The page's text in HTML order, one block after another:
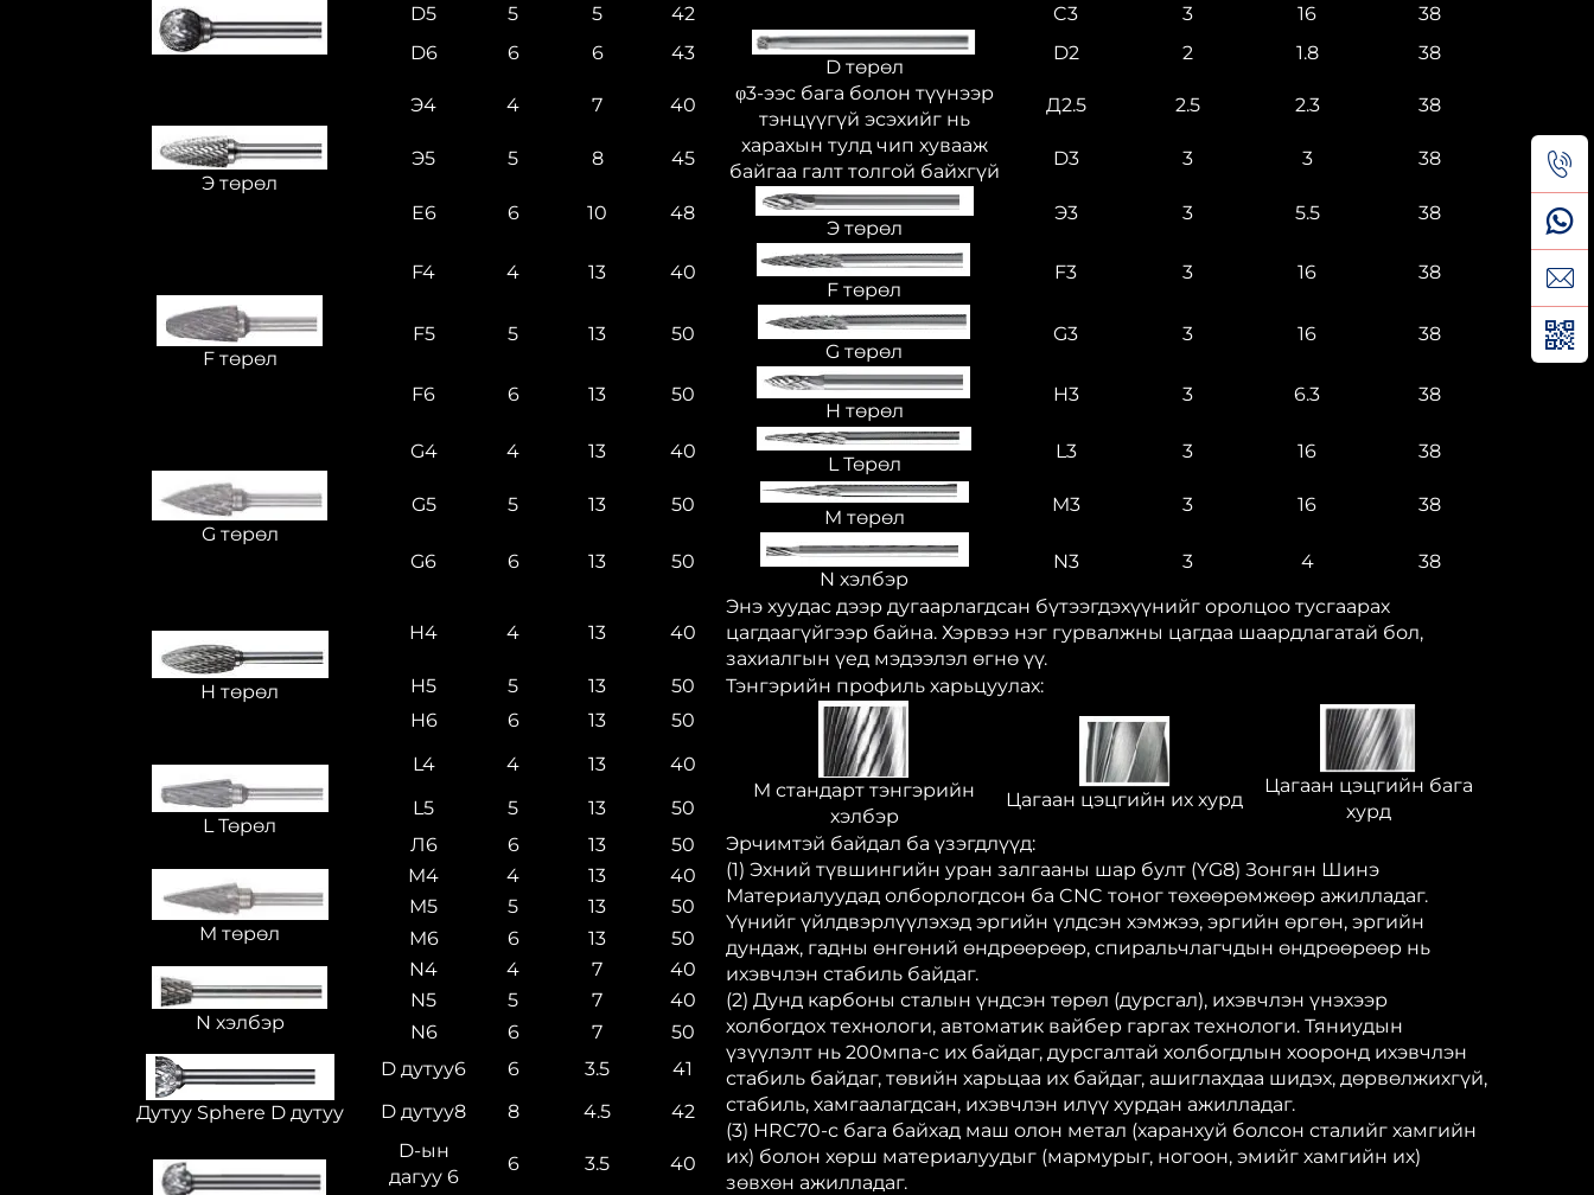
D5
5 5 42 C3 3 16
38
D6
6 6 43
D төрөл
φ3-ээс бага болон түүнээр
тэнцүүгүй эсэхийг нь
харахын тулд чип хувааж
байгаа галт толгой байхгүй
D2 2 1.8 38
Э төрөл
Э4 4 7 40 Д2.5 2.5 2.3 38
Э5 5 8 45 D3 3 3 38
E6 6 10 48
Э төрөл
Э3 3 5.5 38
F төрөл
F4 4 13 40
F төрөл
F3 3 16 38
F5 5 13 50
G төрөл
G3 3 16 38
F6 6 13 50
H төрөл
H3 3 6.3 38
G төрөл
G4 4 13 40
L Төрөл
L3 3 16 38
G5 5 13 50
M төрөл
M3 3 16 38
G6 6 13 50
N хэлбэр
N3 3 4 38
H төрөл
H4 4 13 40
Энэ хуудас дээр дугаарлагдсан бүтээгдэхүүнийг оролцоо тусгаарах
цагдаагүйгээр байна. Хэрвээ нэг гурвалжны цагдаа шаардлагатай бол,
захиалгын үед мэдээлэл өгнө үү.
H5
5 13 50
Тэнгэрийн профиль харьцуулах:
H6
6 13 50
M стандарт тэнгэрийн
хэлбэр
Цагаан цэцгийн их хурд
Цагаан цэцгийн бага
хурд
L Төрөл
L4 4 13
40
L5
5 13
50
Л6
6 13 50
Эрчимтэй байдал ба үзэгдлүүд:
(1) Эхний түвшингийн уран залгааны шар булт (YG8) Зонгян Шинэ
Материалуудад олборлогдсон ба CNC тоног төхөөрөмжөөр ажилладаг.
Үүнийг үйлдвэрлүүлэхэд эргийн үлдсэн хэмжээ, эргийн өргөн, эргийн
дундаж, гадны өнгөний өндрөөрөөр, спиральчлагчдын өндрөөрөөр нь
ихэвчлэн стабиль байдаг.
(2) Дунд карбоны сталын үндсэн төрөл (дурсгал), ихэвчлэн үнэхээр
холбогдох технологи, автоматик вайбер гаргах технологи. Тяниудын
үзүүлэлт нь 200мпа-с их байдаг, дурсгалтай холбогдлын хооронд ихэвчлэн
стабиль байдаг, төвийн харьцаа их байдаг, ашиглахдаа шидэх, дөрвөлжихгүй,
стабиль, хамгаалагдсан, ихэвчлэн илүү хурдан ажилладаг.
(3) HRC70-с бага байхад маш олон метал (харанхуй болсон сталийг хамгийн
их) болон хөрш материалуудыг (мармурыг, ногоон, эмийг хамгийн их)
зөвхөн ажилладаг.
M төрөл
M4 4 13
40
M5
5 13
50
M6
6 13 50
N хэлбэр
N4 4 7
40
N5
5 7
40
N6
6 7 50
Дутуу Sphere D дутуу
D дутуу6 6 3.5
41
D дутуу8
8 4.5 42
D-ын
дагуу 6
6 3.5 40